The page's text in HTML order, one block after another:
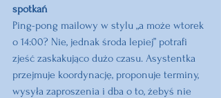
spotkań
Ping-pong mailowy w stylu „a może wtorek
o 14:00? Nie, jednak środa lepiej” potrafi
zjeść zaskakująco dużo czasu. Asystentka
przejmuje koordynację, proponuje terminy,
wysyła zaproszenia i dba o to, żebyś nie